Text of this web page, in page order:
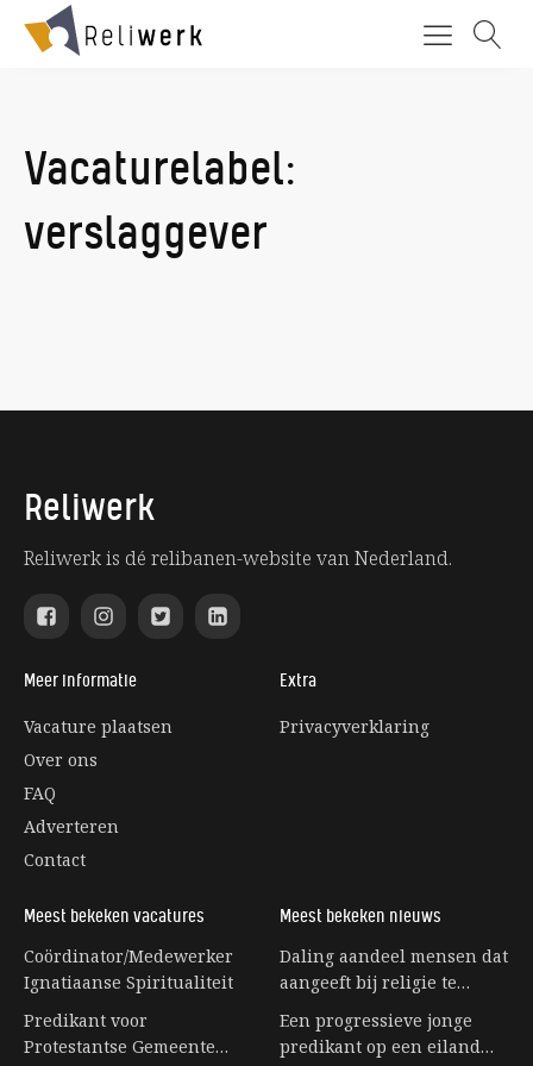
Vacaturelabel:
verslaggever
Reliwerk
Reliwerk is dé relibanen-website van Nederland.
Meer informatie
Vacature plaatsen
Over ons
FAQ
Adverteren
Contact
Extra
Privacyverklaring
Meest bekeken vacatures
Coördinator/Medewerker
Ignatiaanse Spiritualiteit
Predikant voor
Protestantse Gemeente
Meest bekeken nieuws
Daling aandeel mensen dat
aangeeft bij religie te
horen stagneert
Een progressieve jonge
predikant op een eiland